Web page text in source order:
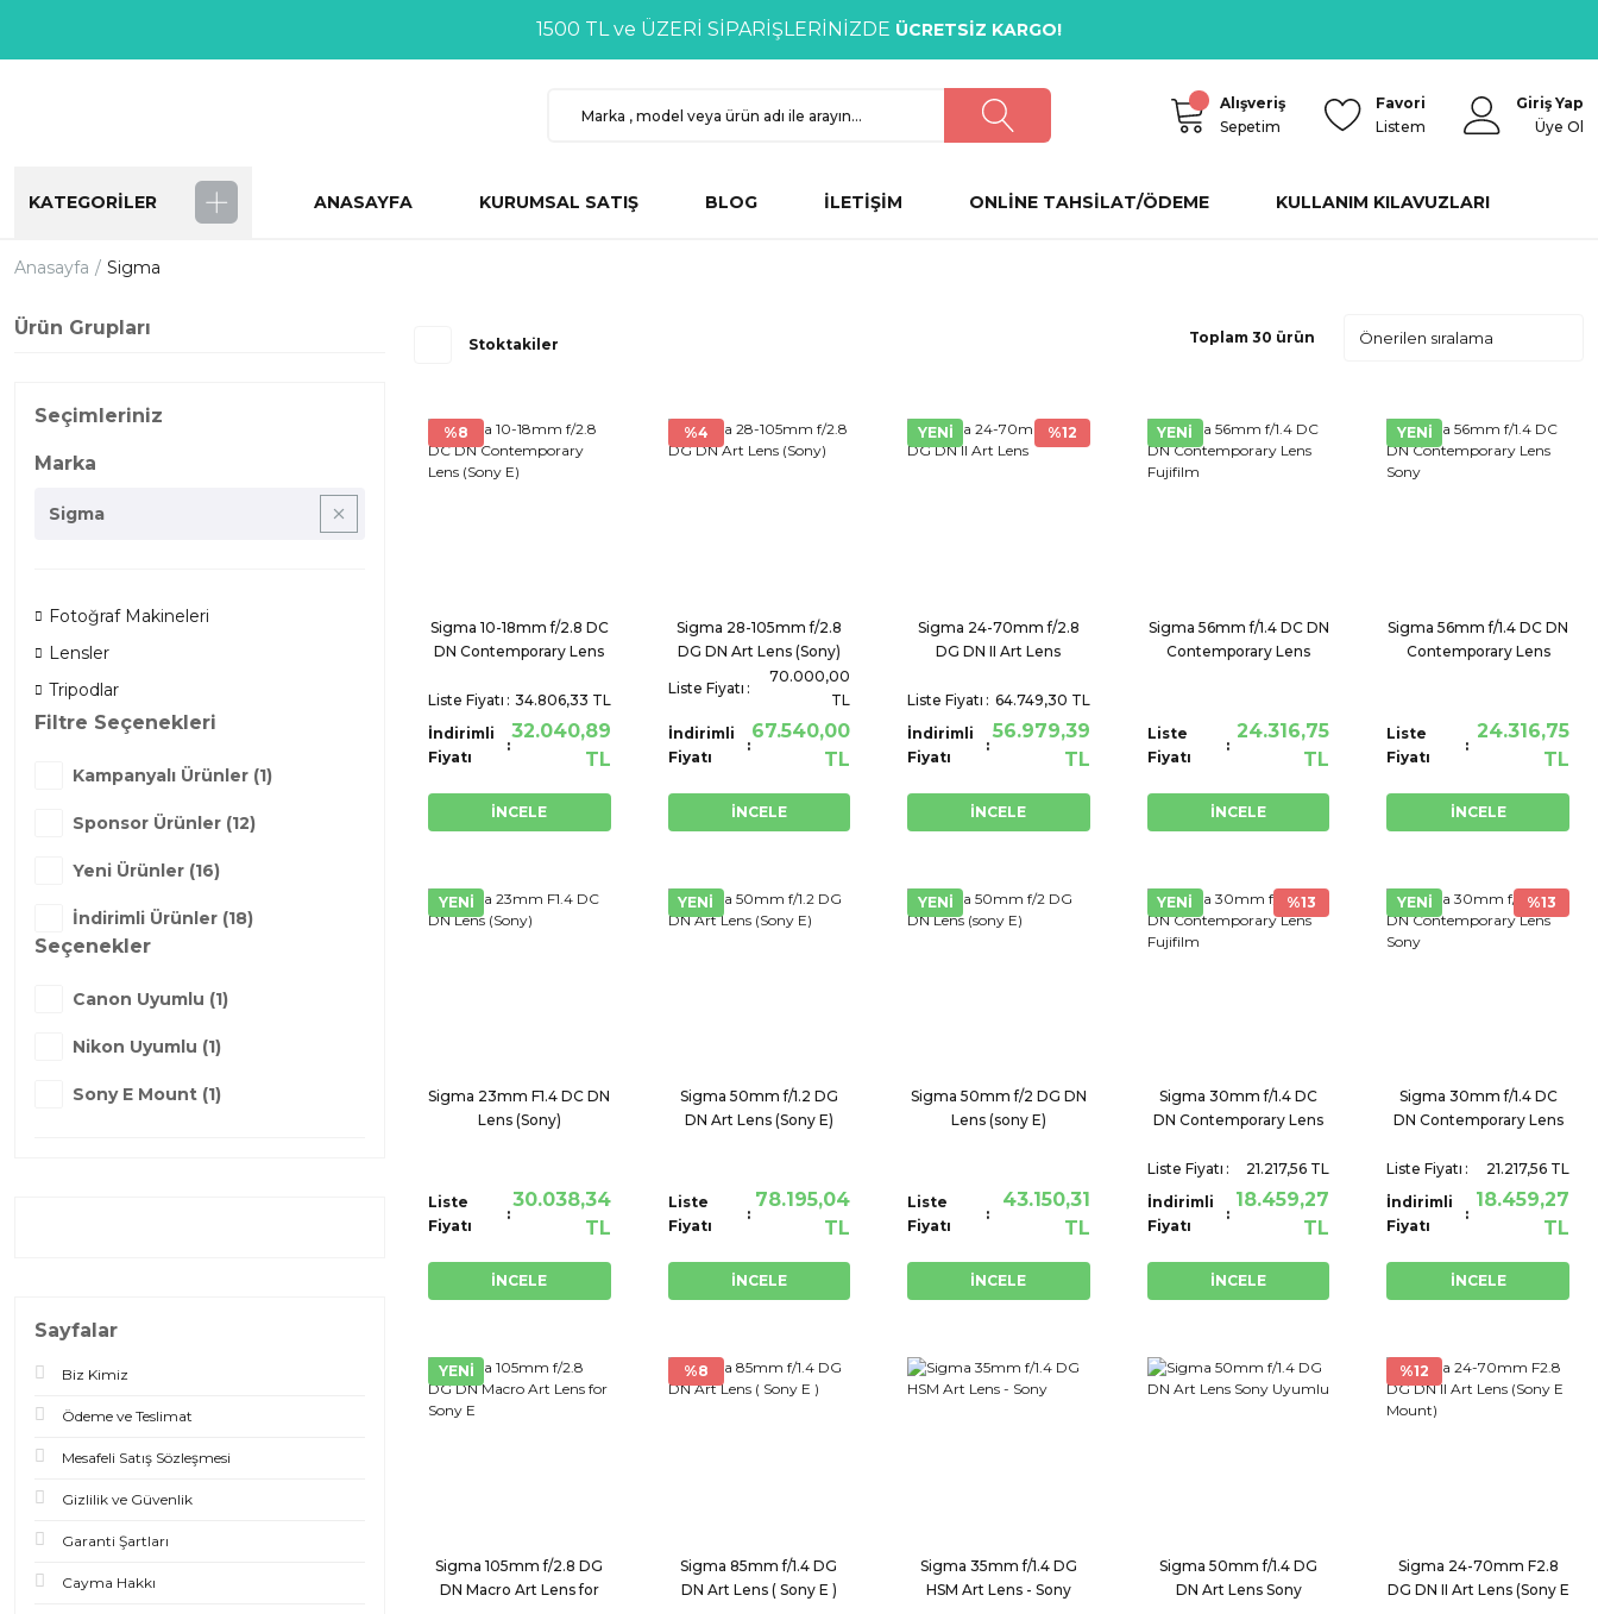
1500 TL ve ÜZERİ SİPARİŞLERİNİZDE ÜCRETSİZ KARGO!
Alışveriş
Sepetim
Favori
Listem
Giriş Yap
Üye Ol
KATEGORİLER ANASAYFA KURUMSAL SATIŞ BLOG İLETİŞİM ONLİNE TAHSİLAT/ÖDEME KULLANIM KILAVUZLARI
Anasayfa Sigma
Ürün Grupları
Seçimleriniz
Marka
Sigma
Fotoğraf Makineleri
Lensler
Tripodlar
Filtre Seçenekleri
Kampanyalı Ürünler (1)
Sponsor Ürünler (12)
Yeni Ürünler (16)
İndirimli Ürünler (18)
Seçenekler
Canon Uyumlu (1)
Nikon Uyumlu (1)
Sony E Mount (1)
Sayfalar
Biz Kimiz
Ödeme ve Teslimat
Mesafeli Satış Sözleşmesi
Gizlilik ve Güvenlik
Garanti Şartları
Cayma Hakkı
Stoktakiler Toplam 30 ürün
%8
Sigma 10-18mm f/2.8 DC
DN Contemporary Lens
Liste Fiyatı
34.806,33 TL
İndirimli
Fiyatı
32.040,89
TL
İNCELE
%4
Sigma 28-105mm f/2.8
DG DN Art Lens (Sony)
Liste Fiyatı
70.000,00
TL
İndirimli
Fiyatı
67.540,00
TL
İNCELE
YENİ %12
Sigma 24-70mm f/2.8
DG DN II Art Lens
Liste Fiyatı
64.749,30 TL
İndirimli
Fiyatı
56.979,39
TL
İNCELE
YENİ
Sigma 56mm f/1.4 DC DN
Contemporary Lens
Liste
Fiyatı
24.316,75
TL
İNCELE
YENİ
Sigma 56mm f/1.4 DC DN
Contemporary Lens
Liste
Fiyatı
24.316,75
TL
İNCELE
YENİ
Sigma 23mm F1.4 DC DN
Lens (Sony)
Liste
Fiyatı
30.038,34
TL
İNCELE
YENİ
Sigma 50mm f/1.2 DG
DN Art Lens (Sony E)
Liste
Fiyatı
78.195,04
TL
İNCELE
YENİ
Sigma 50mm f/2 DG DN
Lens (sony E)
Liste
Fiyatı
43.150,31
TL
İNCELE
YENİ %13
Sigma 30mm f/1.4 DC
DN Contemporary Lens
Liste Fiyatı
21.217,56 TL
İndirimli
Fiyatı
18.459,27
TL
İNCELE
YENİ %13
Sigma 30mm f/1.4 DC
DN Contemporary Lens
Liste Fiyatı
21.217,56 TL
İndirimli
Fiyatı
18.459,27
TL
İNCELE
YENİ
Sigma 105mm f/2.8 DG
DN Macro Art Lens for
%8
Sigma 85mm f/1.4 DG
DN Art Lens ( Sony E )
Sigma 35mm f/1.4 DG
HSM Art Lens - Sony
Sigma 50mm f/1.4 DG
DN Art Lens Sony
%12
Sigma 24-70mm F2.8
DG DN II Art Lens (Sony E